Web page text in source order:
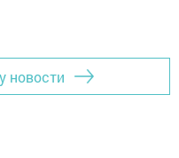
новости